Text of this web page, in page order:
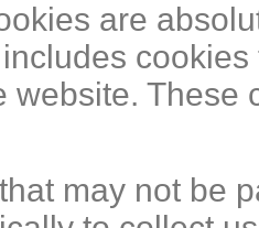
are
website. These
may not be